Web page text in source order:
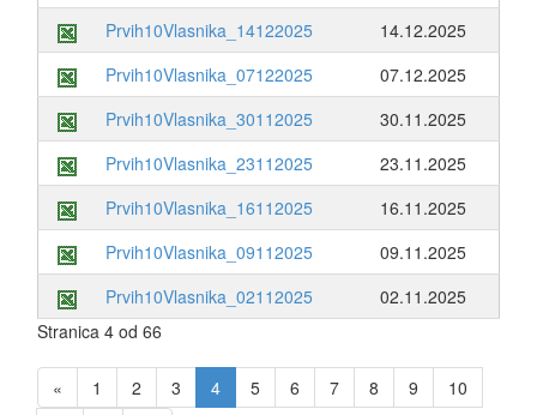
Prvih10Vlasnika_14122025
14.12.2025
Prvih10Vlasnika_07122025
07.12.2025
Prvih10Vlasnika_30112025
30.11.2025
Prvih10Vlasnika_23112025
23.11.2025
Prvih10Vlasnika_16112025
16.11.2025
Prvih10Vlasnika_09112025
09.11.2025
Prvih10Vlasnika_02112025
02.11.2025
Stranica 4 od 66
« 1 2 3 4 5 6 7 8 9
10